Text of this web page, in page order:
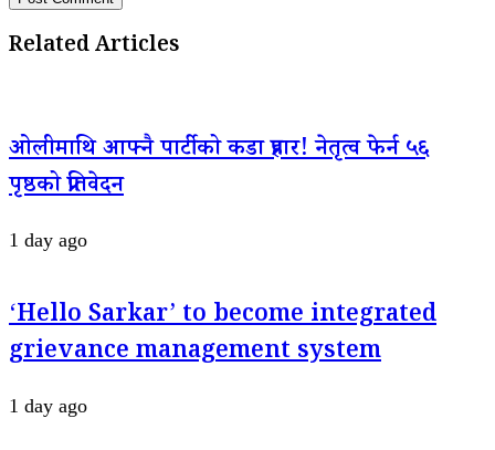
Related Articles
ओलीमाथि आफ्नै पार्टीको कडा प्रहार! नेतृत्व फेर्न ५६
पृष्ठको प्रतिवेदन
1 day ago
‘Hello Sarkar’ to become integrated
grievance management system
1 day ago